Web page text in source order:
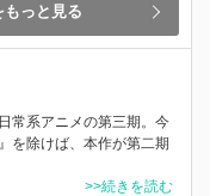
っと見る
常系アニメの第三期。今
を除けば、本作が第二期
>>続きを読む